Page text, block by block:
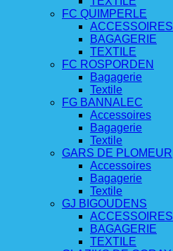
FC QUIMPERLE
ACCESSOIRES
BAGAGERIE
TEXTILE
FC ROSPORDEN
Bagagerie
Textile
FG BANNALEC
Accessoires
Bagagerie
Textile
GARS DE PLOMEUR
Accessoires
Bagagerie
Textile
GJ BIGOUDENS
ACCESSOIRES
BAGAGERIE
TEXTILE